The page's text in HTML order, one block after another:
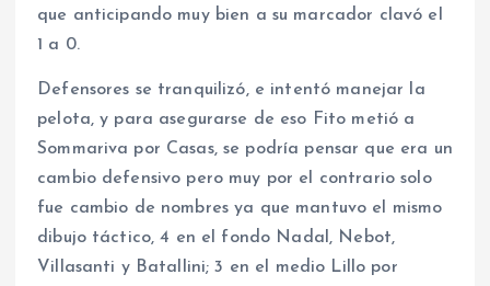
que anticipando muy bien a su marcador clavó el
1 a 0.
Defensores se tranquilizó, e intentó manejar la
pelota, y para asegurarse de eso Fito metió a
Sommariva por Casas, se podría pensar que era un
cambio defensivo pero muy por el contrario solo
fue cambio de nombres ya que mantuvo el mismo
dibujo táctico, 4 en el fondo Nadal, Nebot,
Villasanti y Batallini; 3 en el medio Lillo por